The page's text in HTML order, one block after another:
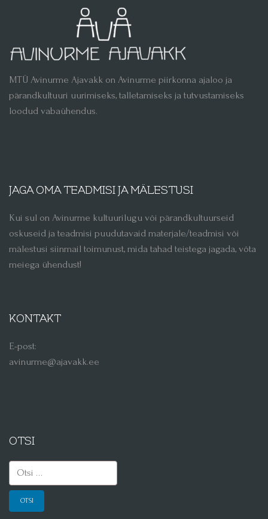
MTÜ Avinurme Ajavakk on Avinurme piirkonna ajaloo ja
pärandkultuuri uurimiseks, talletamiseks ja tutvustamiseks
loodud vabaühendus.
JAGA OMA TEADMISI JA MÄLESTUSI
Kui sul on Avinurme kultuurilugu või pärandkultuurseid
oskuseid ja teadmisi puudutavaid materjale/teadmisi või
mälestusi siinmail toimunust, mida tahad teistega jagada, võta
meiega ühendust!
KONTAKT
E-post:
avinurme@ajavakk.ee
OTSI
Otsi: